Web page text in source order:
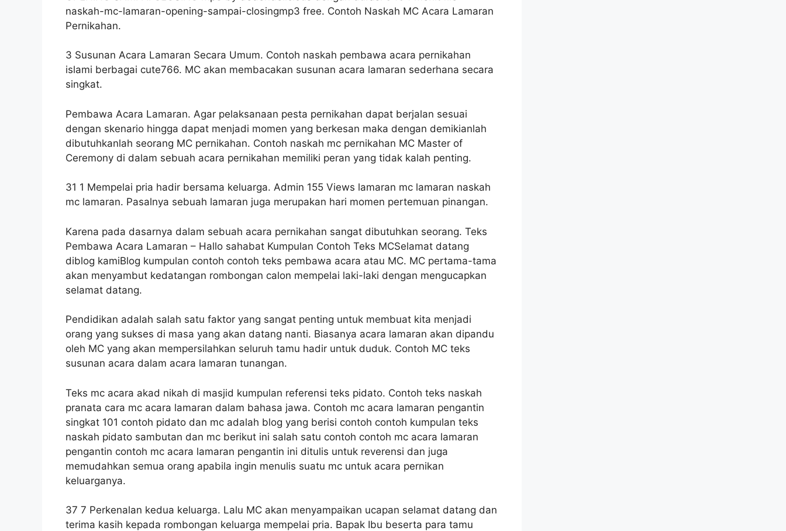
naskah-mc-lamaran-opening-sampai-closingmp3 free. Contoh Naskah MC Acara Lamaran
Pernikahan.
3 Susunan Acara Lamaran Secara Umum. Contoh naskah pembawa acara pernikahan
islami berbagai cute766. MC akan membacakan susunan acara lamaran sederhana secara
singkat.
Pembawa Acara Lamaran. Agar pelaksanaan pesta pernikahan dapat berjalan sesuai
dengan skenario hingga dapat menjadi momen yang berkesan maka dengan demikianlah
dibutuhkanlah seorang MC pernikahan. Contoh naskah mc pernikahan MC Master of
Ceremony di dalam sebuah acara pernikahan memiliki peran yang tidak kalah penting.
31 1 Mempelai pria hadir bersama keluarga. Admin 155 Views lamaran mc lamaran naskah
mc lamaran. Pasalnya sebuah lamaran juga merupakan hari momen pertemuan pinangan.
Karena pada dasarnya dalam sebuah acara pernikahan sangat dibutuhkan seorang. Teks
Pembawa Acara Lamaran – Hallo sahabat Kumpulan Contoh Teks MCSelamat datang
diblog kamiBlog kumpulan contoh contoh teks pembawa acara atau MC. MC pertama-tama
akan menyambut kedatangan rombongan calon mempelai laki-laki dengan mengucapkan
selamat datang.
Pendidikan adalah salah satu faktor yang sangat penting untuk membuat kita menjadi
orang yang sukses di masa yang akan datang nanti. Biasanya acara lamaran akan dipandu
oleh MC yang akan mempersilahkan seluruh tamu hadir untuk duduk. Contoh MC teks
susunan acara dalam acara lamaran tunangan.
Teks mc acara akad nikah di masjid kumpulan referensi teks pidato. Contoh teks naskah
pranata cara mc acara lamaran dalam bahasa jawa. Contoh mc acara lamaran pengantin
singkat 101 contoh pidato dan mc adalah blog yang berisi contoh contoh kumpulan teks
naskah pidato sambutan dan mc berikut ini salah satu contoh contoh mc acara lamaran
pengantin contoh mc acara lamaran pengantin ini ditulis untuk reverensi dan juga
memudahkan semua orang apabila ingin menulis suatu mc untuk acara pernikan
keluarganya.
37 7 Perkenalan kedua keluarga. Lalu MC akan menyampaikan ucapan selamat datang dan
terima kasih kepada rombongan keluarga mempelai pria. Bapak Ibu beserta para tamu